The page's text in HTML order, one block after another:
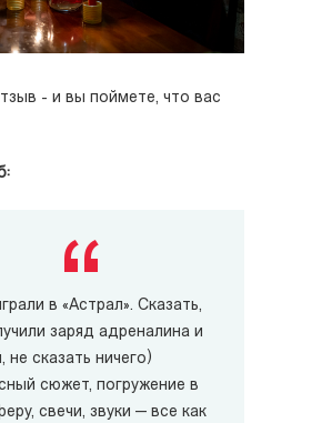
- и вы поймете, что вас
в «Астрал». Сказать,
заряд адреналина и
не сказать ничего)
сюжет, погружение в
свечи, звуки — все как